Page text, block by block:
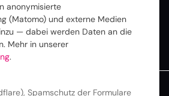
anonymisierte
(Matomo) und externe Medien
— dabei werden Daten an die
Mehr in unserer
.
Spamschutz der Formulare